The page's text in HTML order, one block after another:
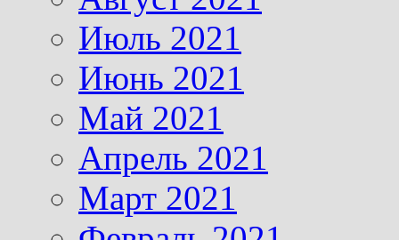
Июль 2021
Июнь 2021
Май 2021
Апрель 2021
Март 2021